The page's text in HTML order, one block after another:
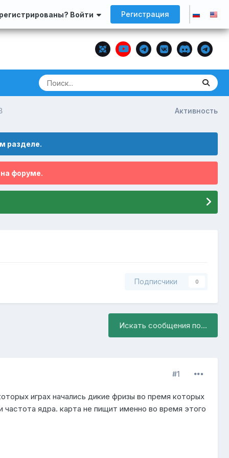
Войти Регистрация
Активность
разделе.
форуме.
Подписчики 0
Искать сообщения по...
#1
играх начались дикие фризы во премя которых
ядра. карта не пищит именно во время этого